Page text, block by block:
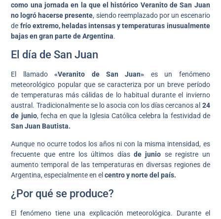
como una jornada en la que el histórico Veranito de San Juan
no logró hacerse presente, siendo reemplazado por un escenario
de frío extremo, heladas intensas y temperaturas inusualmente
bajas en gran parte de Argentina.
El día de San Juan
El llamado«Veranito de San Juan» es un fenómeno
meteorológico popular que se caracteriza por un breve período
de temperaturas más cálidas de lo habitual durante el invierno
austral. Tradicionalmente se lo asocia con los días cercanos al 24
de junio, fecha en que la Iglesia Católica celebra la festividad de
San Juan Bautista.
Aunque no ocurre todos los años ni con la misma intensidad, es
frecuente que entre los últimos días de junio se registre un
aumento temporal de las temperaturas en diversas regiones de
Argentina, especialmente en elcentro y norte del país.
¿Por qué se produce?
El fenómeno tiene una explicación meteorológica. Durante el